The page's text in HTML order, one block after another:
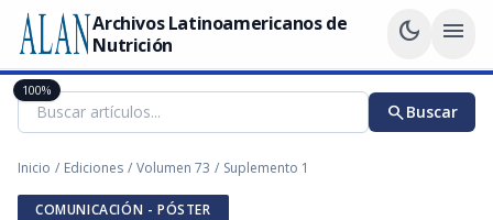
Archivos Latinoamericanos de
Nutrición
dark_mode menu
searchBuscar
Inicio / Ediciones / Volumen 73 / Suplemento 1
COMUNICACIÓN - PÓSTER
100%